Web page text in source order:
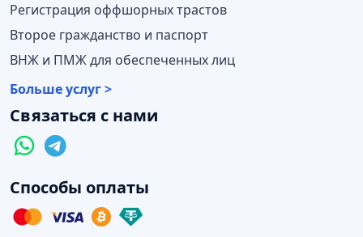
Регистрация оффшорных трастов
Второе гражданство и паспорт
ВНЖ и ПМЖ для обеспеченных лиц
Больше услуг >
Связаться с нами
Способы оплаты